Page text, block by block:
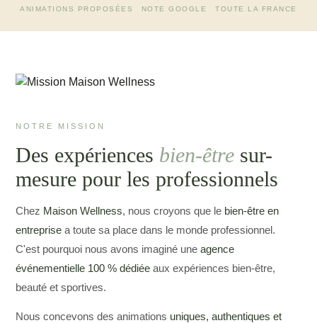
ANIMATIONS PROPOSÉES NOTE GOOGLE TOUTE LA FRANCE
NOTRE MISSION
Des expériences bien-être sur-
mesure pour les professionnels
Chez Maison Wellness, nous croyons que le bien-être en
entreprise a toute sa place dans le monde professionnel.
C'est pourquoi nous avons imaginé uneagence
événementielle 100 % dédiée aux expériences bien-être,
beauté et sportives.
Nous concevons des animations uniques, authentiques et